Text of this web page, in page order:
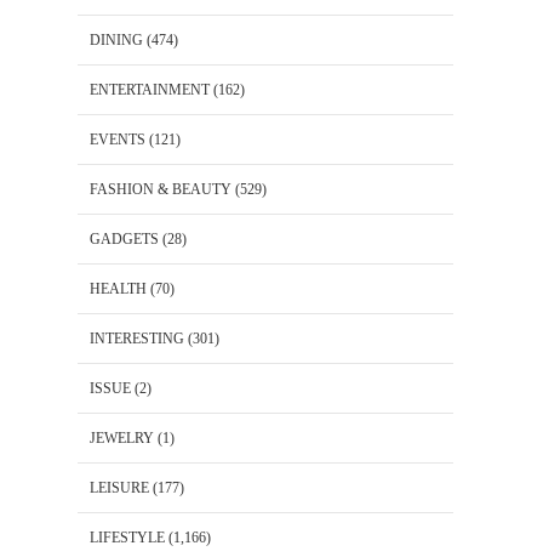
DINING (474)
ENTERTAINMENT(162)
EVENTS (121)
FASHION & BEAUTY (529)
GADGETS (28)
HEALTH (70)
INTERESTING (301)
ISSUE (2)
JEWELRY (1)
LEISURE (177)
LIFESTYLE (1,166)